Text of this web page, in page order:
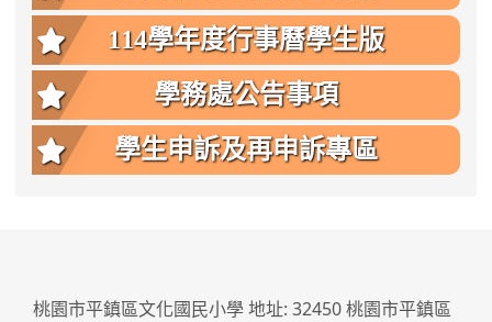
114學年度行事曆學生版
學務處公告事項
學生申訴及再申訴專區
桃園市平鎮區文化國民小學 地址: 32450 桃園市平鎮區